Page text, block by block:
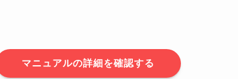
マニュアルの詳細を確認する